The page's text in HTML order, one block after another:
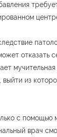
отказать
выйти из
с помощью
врач